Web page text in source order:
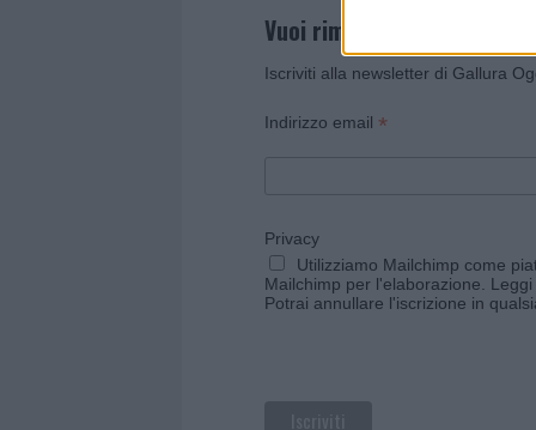
Vuoi rimanere sempre
Iscriviti alla newsletter di Gallura
Indirizzo email *
Privacy
Utilizziamo Mailchimp come
Mailchimp per l'elaborazione.
Potrai annullare l'iscrizione in